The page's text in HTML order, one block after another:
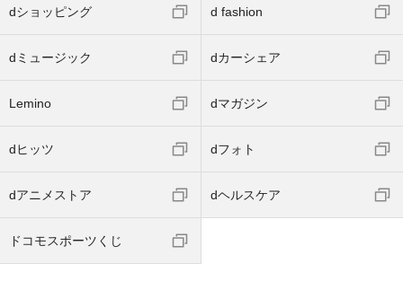
dショッピング d fashion
dミュージック dカーシェア
Lemino dマガジン
dヒッツ dフォト
dアニメストア dヘルスケア
ドコモスポーツくじ